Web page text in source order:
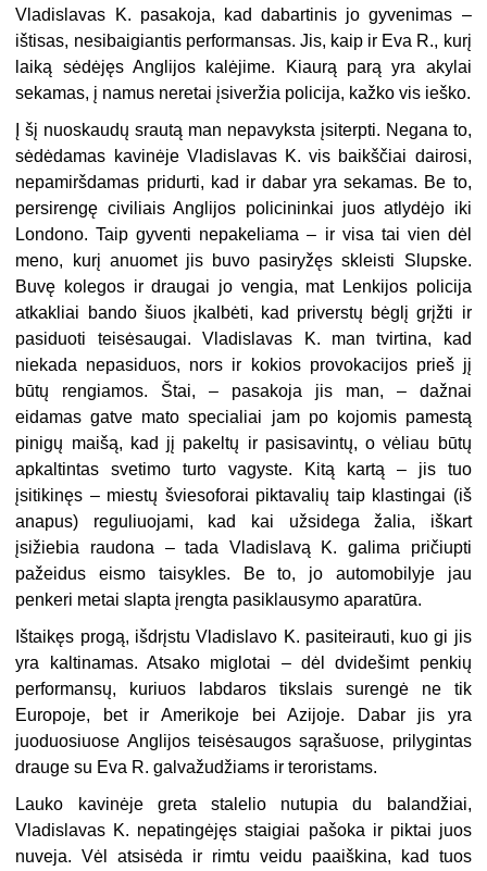
Vladislavas K. pasakoja, kad dabartinis jo gyvenimas –
ištisas, nesibaigiantis performansas. Jis, kaip ir Eva R., kurį
laiką sėdėjęs Anglijos kalėjime. Kiaurą parą yra akylai
sekamas, į namus neretai įsiveržia policija, kažko vis ieško.
Į šį nuoskaudų srautą man nepavyksta įsiterpti. Negana to,
sėdėdamas kavinėje Vladislavas K. vis baikščiai dairosi,
nepamiršdamas pridurti, kad ir dabar yra sekamas. Be to,
persirengę civiliais Anglijos policininkai juos atlydėjo iki
Londono. Taip gyventi nepakeliama – ir visa tai vien dėl
meno, kurį anuomet jis buvo pasiryžęs skleisti Slupske.
Buvę kolegos ir draugai jo vengia, mat Lenkijos policija
atkakliai bando šiuos įkalbėti, kad priverstų bėglį grįžti ir
pasiduoti teisėsaugai. Vladislavas K. man tvirtina, kad
niekada nepasiduos, nors ir kokios provokacijos prieš jį
būtų rengiamos. Štai, – pasakoja jis man, – dažnai
eidamas gatve mato specialiai jam po kojomis pamestą
pinigų maišą, kad jį pakeltų ir pasisavintų, o vėliau būtų
apkaltintas svetimo turto vagyste. Kitą kartą – jis tuo
įsitikinęs – miestų šviesoforai piktavalių taip klastingai (iš
anapus) reguliuojami, kad kai užsidega žalia, iškart
įsižiebia raudona – tada Vladislavą K. galima pričiupti
pažeidus eismo taisykles. Be to, jo automobilyje jau
penkeri metai slapta įrengta pasiklausymo aparatūra.
Ištaikęs progą, išdrįstu Vladislavo K. pasiteirauti, kuo gi jis
yra kaltinamas. Atsako miglotai – dėl dvidešimt penkių
performansų, kuriuos labdaros tikslais surengė ne tik
Europoje, bet ir Amerikoje bei Azijoje. Dabar jis yra
juoduosiuose Anglijos teisėsaugos sąrašuose, prilygintas
drauge su Eva R. galvažudžiams ir teroristams.
Lauko kavinėje greta stalelio nutupia du balandžiai,
Vladislavas K. nepatingėjęs staigiai pašoka ir piktai juos
nuveja. Vėl atsisėda ir rimtu veidu paaiškina, kad tuos